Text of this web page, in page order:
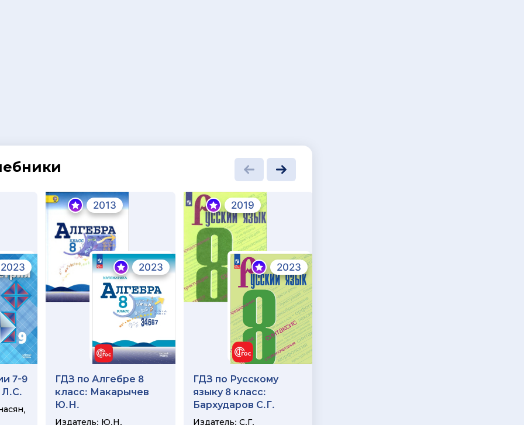
2023
7-9
Л.С.
2013
2023
ГДЗ по Алгебре 8
класс: Макарычев
Ю.Н.
Издатель: Ю.Н.
2019
2023
ГДЗ по Русскому
языку 8 класс:
Бархударов С.Г.
Издатель: С.Г.